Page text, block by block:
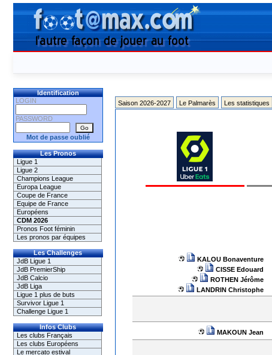
Identification
LOGIN
PASSWORD
Mot de passe oublié
Les Pronos
Ligue 1
Ligue 2
Champions League
Europa League
Coupe de France
Equipe de France
Européens
CDM 2026
Pronos Foot féminin
Les pronos par équipes
Les Challenges
JdB Ligue 1
JdB PremierShip
JdB Calcio
JdB Liga
Ligue 1 plus de buts
Survivor Ligue 1
Challenge Ligue 1
Infos Clubs
Les clubs Français
Les clubs Européens
Le mercato estival
Saison 2026-2027 Le Palmarès Les statistiques
KALOU Bonaventure
CISSE Edouard
ROTHEN Jérôme
LANDRIN Christophe
MAKOUN Jean